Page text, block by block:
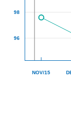
96
98
NOV/15